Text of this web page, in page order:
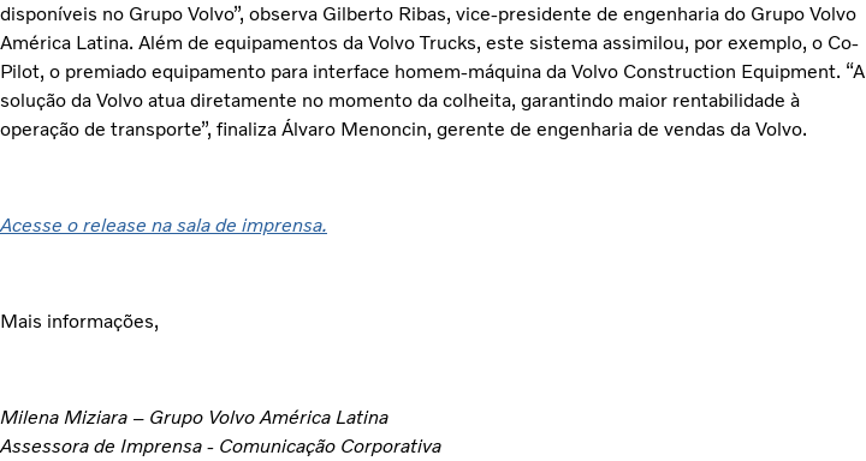
disponíveis no Grupo Volvo”, observa Gilberto Ribas, vice-presidente de engenharia do Grupo Volvo
América Latina. Além de equipamentos da Volvo Trucks, este sistema assimilou, por exemplo, o Co-
Pilot, o premiado equipamento para interface homem-máquina da Volvo Construction Equipment. “A
solução da Volvo atua diretamente no momento da colheita, garantindo maior rentabilidade à
operação de transporte”, finaliza Álvaro Menoncin, gerente de engenharia de vendas da Volvo.
Acesse o release na sala de imprensa.
Mais informações,
Milena Miziara – Grupo Volvo América Latina
Assessora de Imprensa - Comunicação Corporativa